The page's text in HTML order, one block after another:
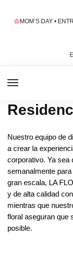
MOM’S DAY •
Nuestro equipo de
a crear la
corporativo. Ya sea
semanalmente
gran escala, LA
y de alta calidad
mientras que
floral aseguran que
posible.